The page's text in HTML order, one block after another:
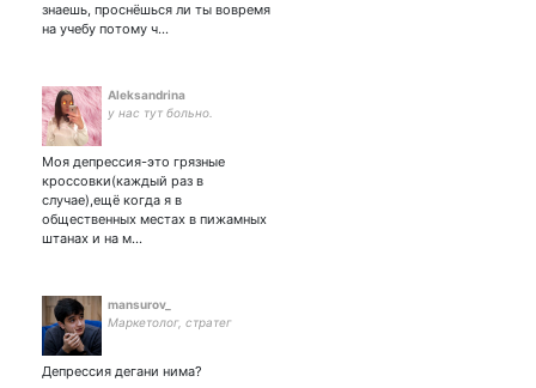
знаешь, проснёшься ли ты вовремя
на учебу потому ч…
Aleksandrina
у нас тут больно.
Моя депрессия-это грязные
кроссовки(каждый раз в
случае),ещё когда я в
общественных местах в пижамных
штанах и на м…
mansurov_
Маркетолог, стратег
Депрессия дегани нима?